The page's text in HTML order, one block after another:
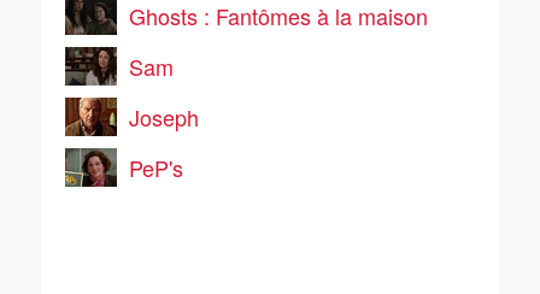
Ghosts : Fantômes à la maison
Sam
Joseph
PeP's